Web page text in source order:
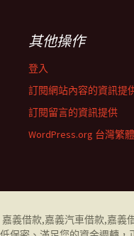
其他操作
登入
訂閱網站內容的資訊提
訂閱留言的資訊提供
WordPress.org 台灣繁
嘉義借款,嘉義汽車借款,嘉義